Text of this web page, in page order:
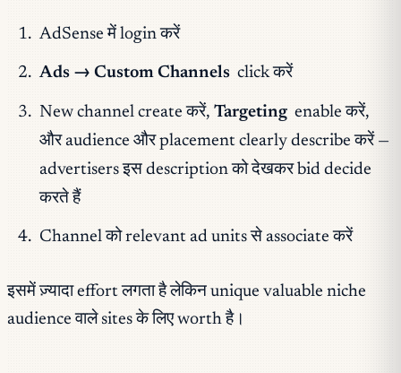
AdSense में login करें
Ads → Custom Channels click करें
New channel create करें, Targeting enable करें,
और audience और placement clearly describe करें —
advertisers इस description को देखकर bid decide
करते हैं
Channel को relevant ad units से associate करें
इसमें ज़्यादा effort लगता है लेकिन unique valuable niche
audience वाले sites के लिए worth है।